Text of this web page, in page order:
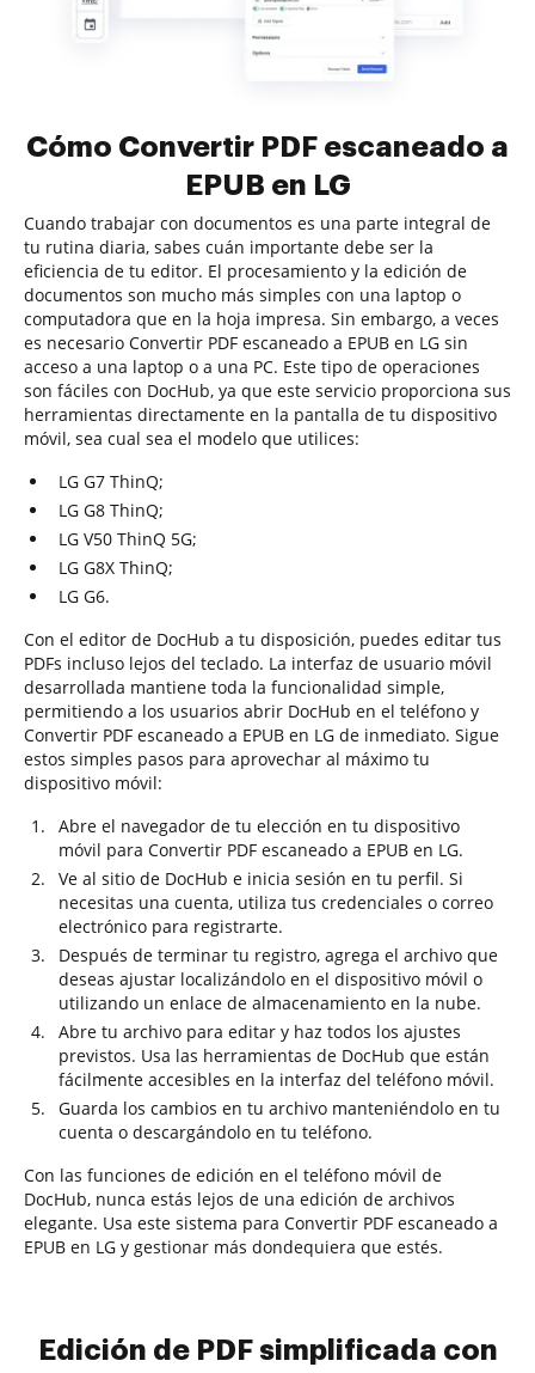
Cómo Convertir PDF escaneado a
EPUB en LG
Cuando trabajar con documentos es una parte integral de
tu rutina diaria, sabes cuán importante debe ser la
eficiencia de tu editor. El procesamiento y la edición de
documentos son mucho más simples con una laptop o
computadora que en la hoja impresa. Sin embargo, a veces
es necesario Convertir PDF escaneado a EPUB en LG sin
acceso a una laptop o a una PC. Este tipo de operaciones
son fáciles con DocHub, ya que este servicio proporciona sus
herramientas directamente en la pantalla de tu dispositivo
móvil, sea cual sea el modelo que utilices:
LG G7 ThinQ;
LG G8 ThinQ;
LG V50 ThinQ 5G;
LG G8X ThinQ;
LG G6.
Con el editor de DocHub a tu disposición, puedes editar tus
PDFs incluso lejos del teclado. La interfaz de usuario móvil
desarrollada mantiene toda la funcionalidad simple,
permitiendo a los usuarios abrir DocHub en el teléfono y
Convertir PDF escaneado a EPUB en LG de inmediato. Sigue
estos simples pasos para aprovechar al máximo tu
dispositivo móvil:
Abre el navegador de tu elección en tu dispositivo
móvil para Convertir PDF escaneado a EPUB en LG.
Ve al sitio de DocHub e inicia sesión en tu perfil. Si
necesitas una cuenta, utiliza tus credenciales o correo
electrónico para registrarte.
Después de terminar tu registro, agrega el archivo que
deseas ajustar localizándolo en el dispositivo móvil o
utilizando un enlace de almacenamiento en la nube.
Abre tu archivo para editar y haz todos los ajustes
previstos. Usa las herramientas de DocHub que están
fácilmente accesibles en la interfaz del teléfono móvil.
Guarda los cambios en tu archivo manteniéndolo en tu
cuenta o descargándolo en tu teléfono.
Con las funciones de edición en el teléfono móvil de
DocHub, nunca estás lejos de una edición de archivos
elegante. Usa este sistema para Convertir PDF escaneado a
EPUB en LG y gestionar más dondequiera que estés.
Edición de PDF simplificada con